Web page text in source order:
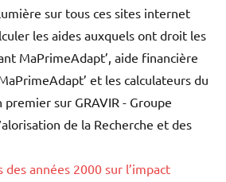
sur tous ces sites internet
les aides auxquels ont droit les
MaPrimeAdapt’, aide financière
et les calculateurs du
sur GRAVIR - Groupe
de la Recherche et des
des années 2000 sur l’impact